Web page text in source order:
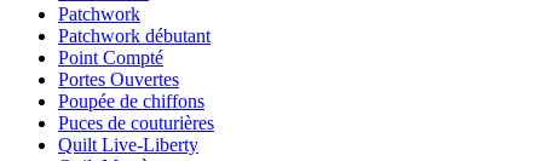
Patchwork
Patchwork débutant
Point Compté
Portes Ouvertes
Poupée de chiffons
Puces de couturières
Quilt Live-Liberty